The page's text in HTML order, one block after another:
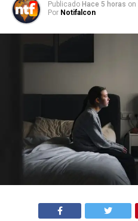
Publicado Hace 5 horas on
Por Notifalcon